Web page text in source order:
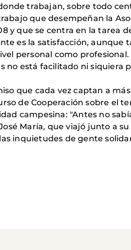
trabajan, sobre todo
que desempeñan la
y que se centra en la tarea
es la satisfacción, aunque
personal como
no está facilitado ni siquiera
que cada vez captan a
de Cooperación sobre el
campesina: "Antes no
María, que viajó junto a
inquietudes de gente